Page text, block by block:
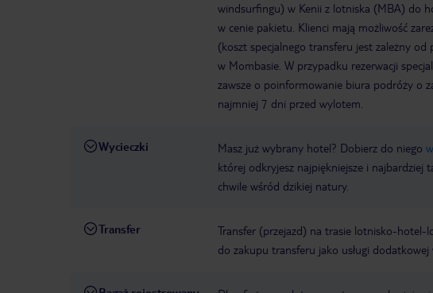
windsurfingu) w Kenii z lotniska (MBA) do
w cenie pakietu. Klienci mają możliwość
(koszt specjalnego transferu jest zależny
w Mombasie. W przypadku rezerwacji
zawsze o poinformowanie biura podróży o
najmniej 7 dni przed wylotem.
Wycieczki Masz już wybrany hotel? Dobierz do niego
której odkryjesz najpiękniejsze i najbardziej
chwile wśród dzikiej natury.
Transfer
Transfer (przejazd) na trasie lotnisko-hotel-
do zakupu transferu jako usługi dodatkowej